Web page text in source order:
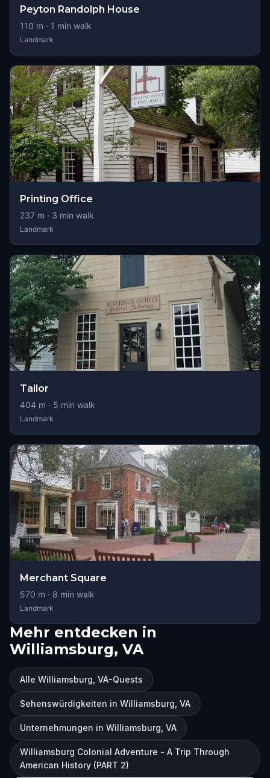
Peyton Randolph House
110 m · 1 min walk
Landmark
Printing Office
237 m · 3 min walk
Landmark
Tailor
404 m · 5 min walk
Landmark
Merchant Square
570 m · 8 min walk
Landmark
Mehr entdecken in
Williamsburg, VA
Alle Williamsburg, VA-Quests
Sehenswürdigkeiten in Williamsburg, VA
Unternehmungen in Williamsburg, VA
Williamsburg Colonial Adventure - A Trip Through
American History (PART 2)